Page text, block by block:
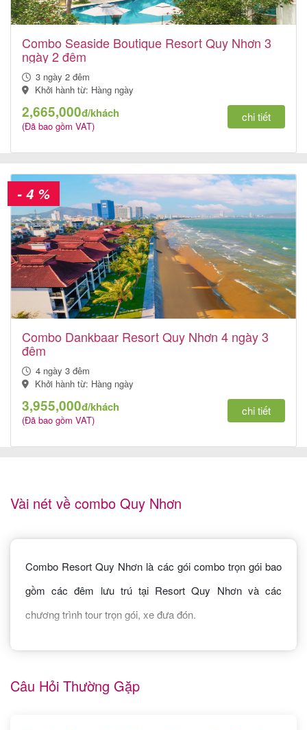
Tin
du
lịch
Về
Quy
Nhơn
Tourist
Cảm
nhận
khách
hàng
dụng
hệ
Combo Seaside Boutique Resort Quy Nhơn 3
ngày 2 đêm
3 ngày 2 đêm
Khởi hành từ: Hàng ngày
2,665,000đ/khách
(Đã bao gồm VAT)
chi tiết
- 4 %
Combo Dankbaar Resort Quy Nhơn 4 ngày 3
đêm
4 ngày 3 đêm
Khởi hành từ: Hàng ngày
3,955,000đ/khách
(Đã bao gồm VAT)
chi tiết
Vài nét về combo Quy Nhơn
Combo Resort Quy Nhơn là các gói combo trọn gói bao
gồm các đêm lưu trú tại Resort Quy Nhơn và các
chương trình tour trọn gói, xe đưa đón.
Câu Hỏi Thường Gặp